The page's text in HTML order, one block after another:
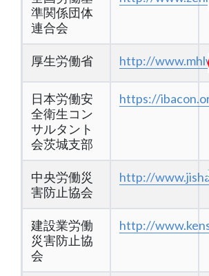
準関係団体
連合会
厚生労働省 http://
日本労働安
全衛生コン
サルタント
会茨城支部
https://
中央労働災
害防止協会
http://
建設業労働
災害防止協
会
http://